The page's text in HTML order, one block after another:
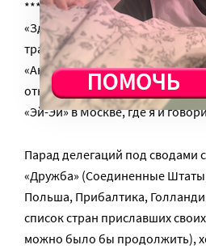
***
«Здравствуйте, я алкоголик!»
традиционного приветствия,
«Анонимных алкоголиков» по
открыта двадцатая юбилейная
«Эй-Эй» в Москве, где я и
Парад делегаций под сводами
«Дружба» (Соединенные
Польша, Прибалтика,
список стран приславших
можно было бы продолжить),